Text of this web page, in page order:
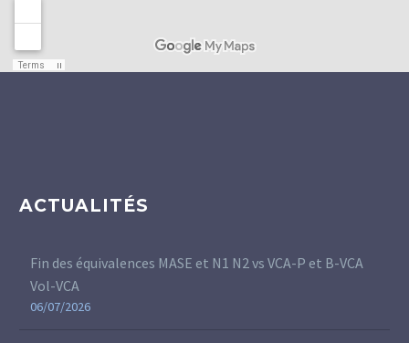
ACTUALITÉS
Fin des équivalences MASE et N1 N2 vs VCA-P et B-VCA
Vol-VCA
06/07/2026